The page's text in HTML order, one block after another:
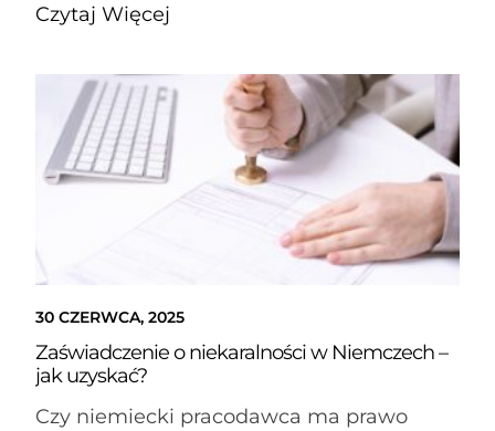
Czytaj Więcej
Zaświadczenie o niekaralności w Niemczech –
jak uzyskać?
30 CZERWCA, 2025
Czy niemiecki pracodawca ma prawo